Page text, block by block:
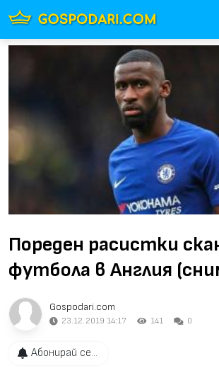
Пореден расистки
футбола в Англия
Gospodari.com
23.12.2019 14:17 141 0
Абонирай се...